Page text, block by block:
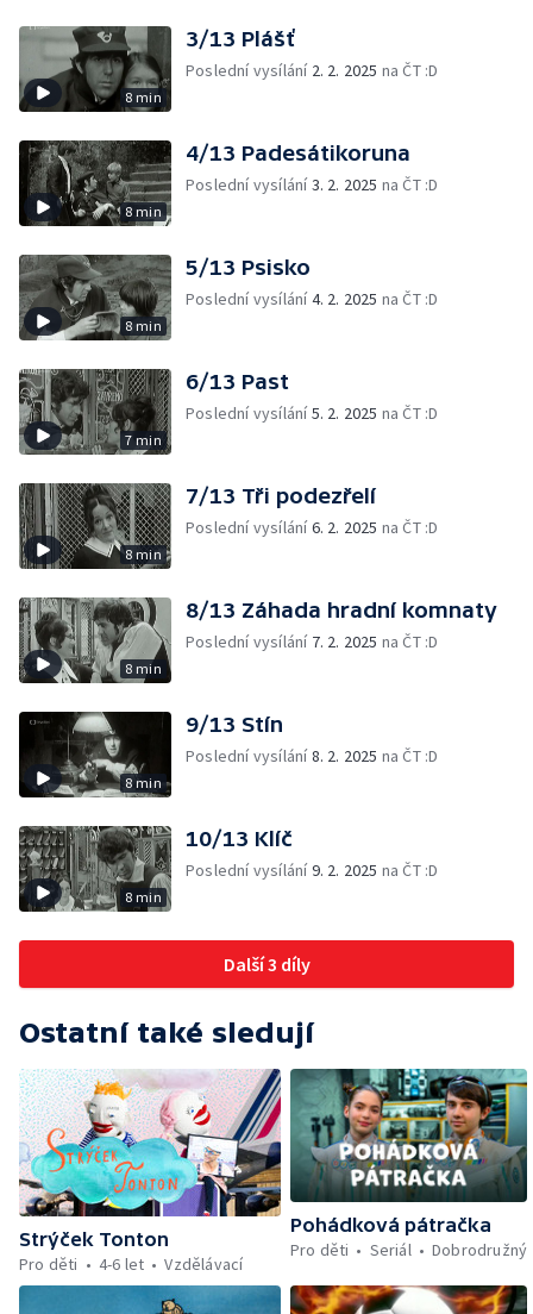
8 min
3/13 Plášť
Poslední vysílání 2. 2. 2025 na ČT :D
8 min
4/13 Padesátikoruna
Poslední vysílání3. 2. 2025 na ČT :D
8 min
5/13 Psisko
Poslední vysílání4. 2. 2025 na ČT :D
7 min
6/13 Past
Poslední vysílání5. 2. 2025 na ČT :D
8 min
7/13 Tři podezřelí
Poslední vysílání6. 2. 2025 na ČT :D
8 min
8/13 Záhada hradní komnaty
Poslední vysílání 7. 2. 2025 na ČT :D
8 min
9/13 Stín
Poslední vysílání8. 2. 2025 na ČT :D
8 min
10/13 Klíč
Poslední vysílání9. 2. 2025 na ČT :D
Další 3 díly
Ostatní také sledují
Strýček Tonton
Pro děti
4-6 let Vzdělávací
Pohádková pátračka
Pro děti
Seriál Dobrodružný